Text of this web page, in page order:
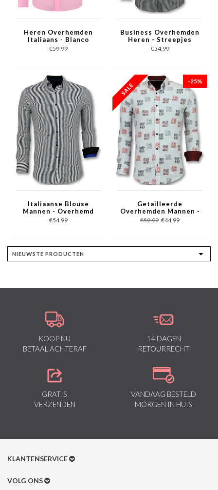
Heren Overhemden
Italiaans - Blanco
Blouse - 3032 - Roze
€59,99
Business Overhemden
Heren - Streepjes
Blouse - 3030 - Grijs
€54,99
Italiaanse Blouse
Mannen - Overhemd
met Streepjes - 3026 -
Wit
€54,99
-25%
Getailleerde
Overhemden Mannen -
Bloemen Blouse
Heren - 3012 - Wit
€59,99 €44,99
KOOP NU
BETAAL ACHTERAF
14 DAGEN
RETOURRECHT
GRATIS
VERZENDEN
VANDAAG BESTELD
MORGEN IN HUIS
KLANTENSERVICE
Klantenservice
VOLG ONS